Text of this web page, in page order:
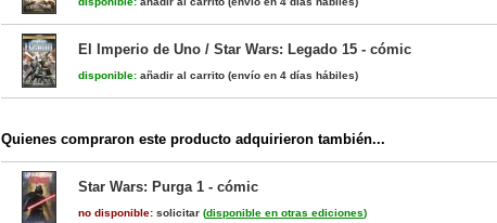
El Imperio de Uno / Star Wars: Legado 15 - cómic
disponible: añadir al carrito (envío en 4 días hábiles)
Quienes compraron este producto adquirieron también...
Star Wars: Purga 1 - cómic
no disponible: solicitar (disponible en otras ediciones)